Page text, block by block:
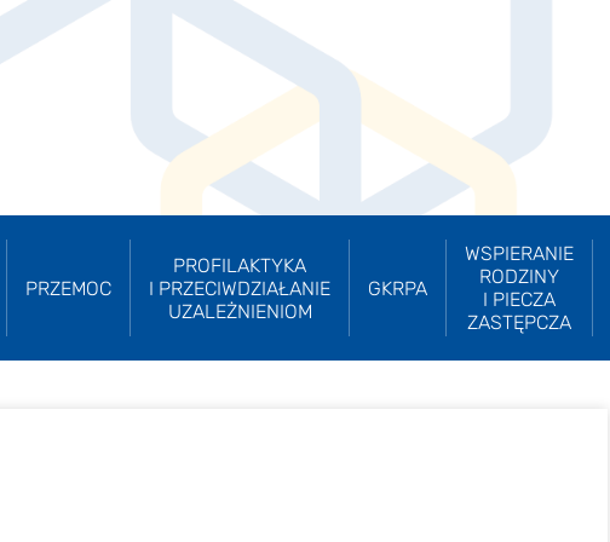
PRZEMOC
PROFILAKTYKA
I PRZECIWDZIAŁANIE
UZALEŻNIENIOM
GKRPA
WSPIERANIE
RODZINY
I PIECZA
ZASTĘPCZA